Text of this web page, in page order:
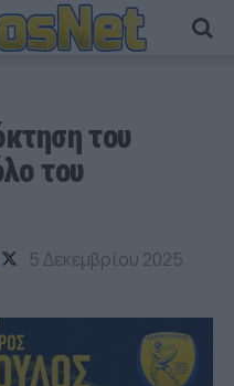
του
του
5 Δεκεμβρίου 2025